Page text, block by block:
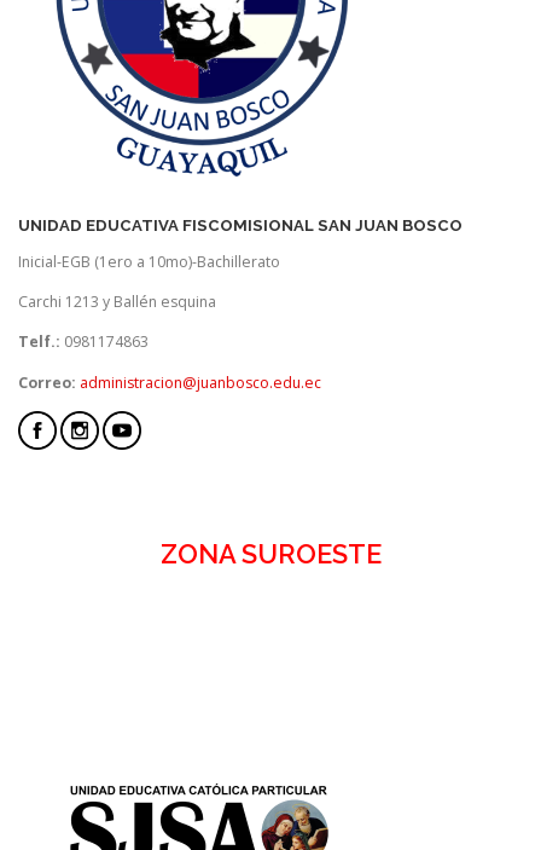
UNIDAD EDUCATIVA FISCOMISIONAL SAN JUAN BOSCO
Inicial-EGB (1ero a 10mo)-Bachillerato
Carchi 1213 y Ballén esquina
Telf.: 0981174863
Correo: administracion@juanbosco.edu.ec
ZONA SUROESTE